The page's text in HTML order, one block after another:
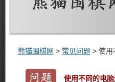
熊猫围棋网 > 常见问题> 使用
使用不同的电